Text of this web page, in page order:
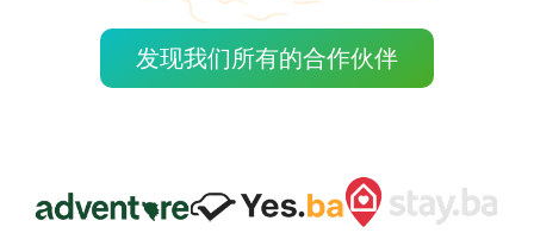
发现我们所有的合作伙伴